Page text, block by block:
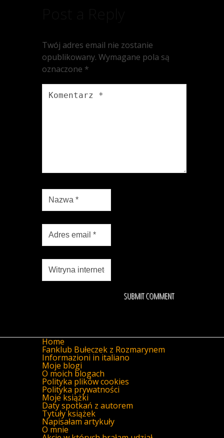
Twój adres email nie zostanie
opublikowany. Wymagane pola są
oznaczone *
Home
Fanklub Bułeczek z Rozmarynem
Informazioni in italiano
Moje blogi
O moich blogach
Polityka plików cookies
Polityka prywatności
Moje książki
Daty spotkań z autorem
Tytuły książek
Napisałam artykuły
O mnie